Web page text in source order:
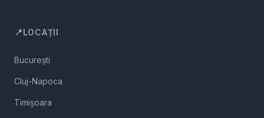
📍LOCAȚII
București
Cluj-Napoca
Timișoara